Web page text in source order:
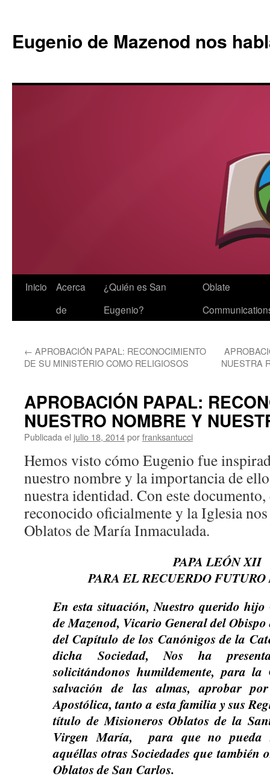
Eugenio de Mazenod nos
Saltar
Inicio
Acerca
de
¿Quién es San
Eugenio?
Oblate
← APROBACIÓN PAPAL: RECONOCIMIENTO
DE SU MINISTERIO COMO RELIGIOSOS
NUESTRA
APROBACIÓN PAPAL:
NUESTRO NOMBRE Y
Publicada el julio 18, 2014porfranksantucci
Hemos visto cómo Eugenio fue
nuestro nombre y la importancia de
nuestra identidad. Con este
reconocido oficialmente y la Iglesia
Oblatos de María Inmaculada.
PAPA LEÓN XII
PARA EL RECUERDO
En esta situación, Nuestro querido hijo
de Mazenod, Vicario General del
del Capítulo de los Canónigos de la
dicha Sociedad, Nos ha
solicitándonos humildemente, para
salvación de las almas, aprobar
Apostólica, tanto a esta familia y sus
título de Misioneros Oblatos de la
Virgen María, para que no pueda
aquéllas otras Sociedades que también
Oblatos de San Carlos.